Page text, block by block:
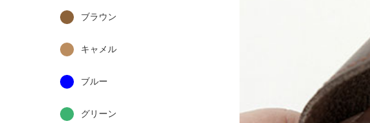
ブラウン
キャメル
ブルー
グリーン